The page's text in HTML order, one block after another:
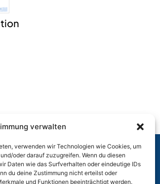
verwalten
verwenden wir Technologien wie Cookies, um
oder darauf zuzugreifen. Wenn du diesen
Daten wie das Surfverhalten oder eindeutige IDs
du deine Zustimmung nicht erteilst oder
und Funktionen beeinträchtigt werden.